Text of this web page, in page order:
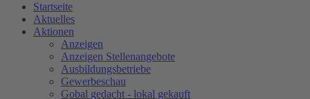
Startseite
Aktuelles
Aktionen
Anzeigen
Anzeigen Stellenangebote
Ausbildungsbetriebe
Gewerbeschau
Gobal gedacht - lokal gekauft